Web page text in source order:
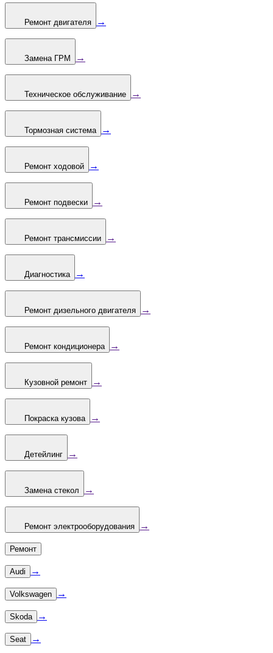
Ремонт двигателя →
Замена ГРМ →
Техническое обслуживание →
Тормозная система →
Ремонт ходовой →
Ремонт подвески →
Ремонт трансмиссии →
Диагностика →
Ремонт дизельного двигателя →
Ремонт кондиционера →
Кузовной ремонт →
Покраска кузова →
Детейлинг →
Замена стекол →
Ремонт электрооборудования →
Ремонт
Audi →
Volkswagen →
Skoda →
Seat →